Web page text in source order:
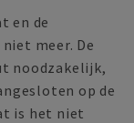
en de
meer. De
noodzakelijk,
op de
is het niet